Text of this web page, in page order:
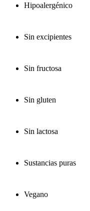
Hipoalergénico
Sin excipientes
Sin fructosa
Sin gluten
Sin lactosa
Sustancias puras
Vegano